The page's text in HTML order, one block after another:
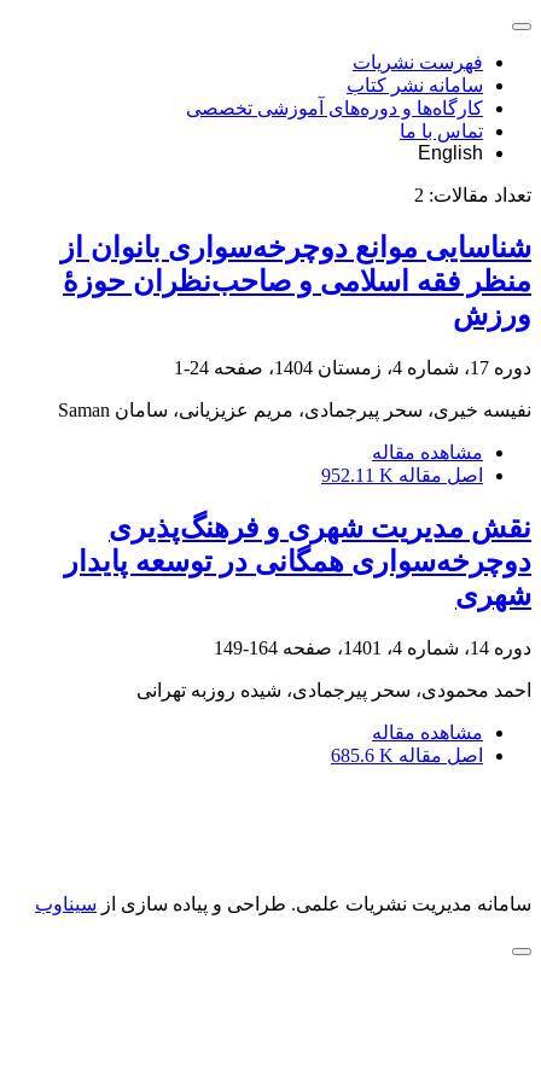
فهرست نشریات
سامانه نشر کتاب
کارگاه‌ها و دوره‌های آموزشی تخصصی
تماس با ما
English
تعداد مقالات: 2
شناسایی موانع دوچرخه‌سواری بانوان از
منظر فقه اسلامی و صاحب‌نظران حوزۀ
ورزش
دوره 17، شماره 4، زمستان 1404، صفحه 24-1
نفیسه خیری، سحر پیرجمادی، مریم عزیزیانی، سامان Saman
مشاهده مقاله
اصل مقاله 952.11 K
نقش مدیریت شهری و فرهنگ‌پذیری
دوچرخه‌سواری همگانی در توسعه پایدار
شهری
دوره 14، شماره 4، 1401، صفحه 164-149
احمد محمودی، سحر پیرجمادی، شیده روزبه تهرانی
مشاهده مقاله
اصل مقاله 685.6 K
سامانه مدیریت نشریات علمی. طراحی و پیاده سازی از سیناوب